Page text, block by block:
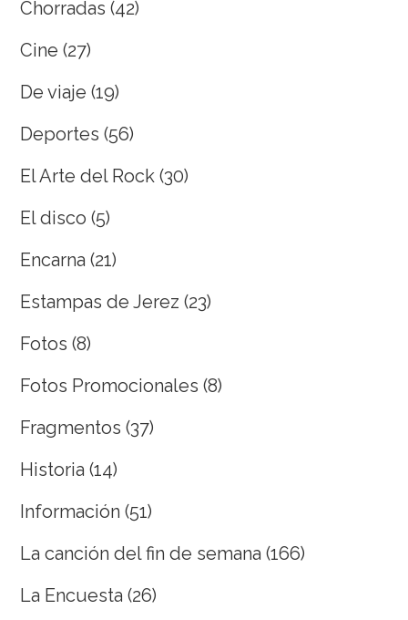
Chorradas (42)
Cine (27)
De viaje (19)
Deportes (56)
El Arte del Rock (30)
El disco (5)
Encarna (21)
Estampas de Jerez (23)
Fotos (8)
Fotos Promocionales (8)
Fragmentos (37)
Historia (14)
Información (51)
La canción del fin de semana (166)
La Encuesta (26)